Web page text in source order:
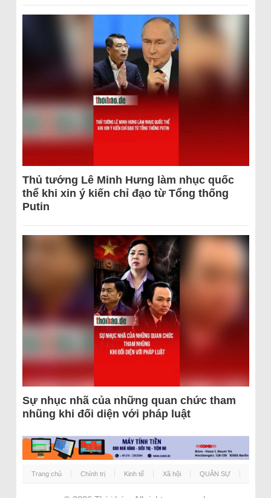
Thủ tướng Lê Minh Hưng làm nhục quốc
thể khi xin ý kiến chỉ đạo từ Tổng thống
Putin
Sự nhục nhã của những quan chức tham
nhũng khi đối diện với pháp luật
Trang chủ Chính trị Kinh tế Xã hội QUÂN SỰ